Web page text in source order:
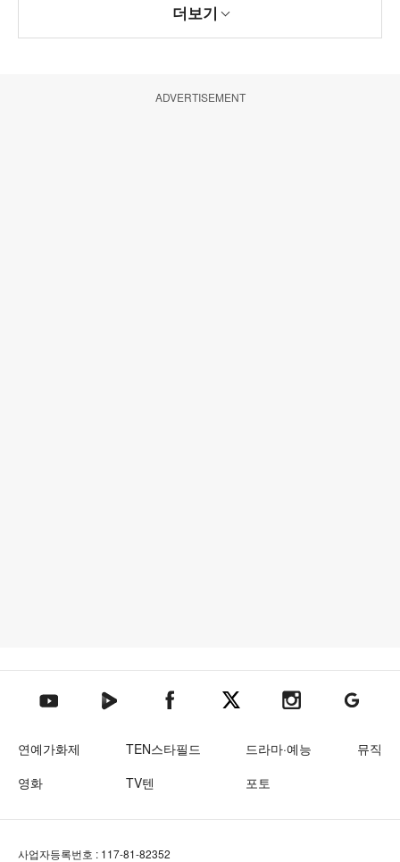
더보기
ADVERTISEMENT
텐아시아 유튜브텐아시아 네이버TV텐아시아 페이스북텐아시아 엑스텐아시아 인스타그램
텐아시아
연예가화제 TEN스타필드 드라마·예능
뮤직
영화
TV텐 포토
사업자등록번호 : 117-81-82352